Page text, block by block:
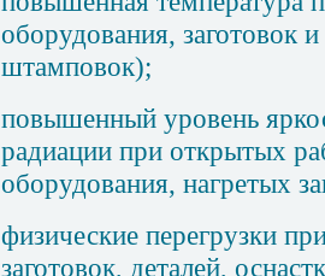
оборудования, заготовок
штамповок);
повышенный уровень
радиации при открытых
оборудования, нагретых
физические перегрузки
заготовок, деталей,